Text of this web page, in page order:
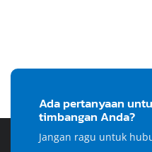
Ada pertanyaan
timbangan Anda?
Jangan ragu untuk